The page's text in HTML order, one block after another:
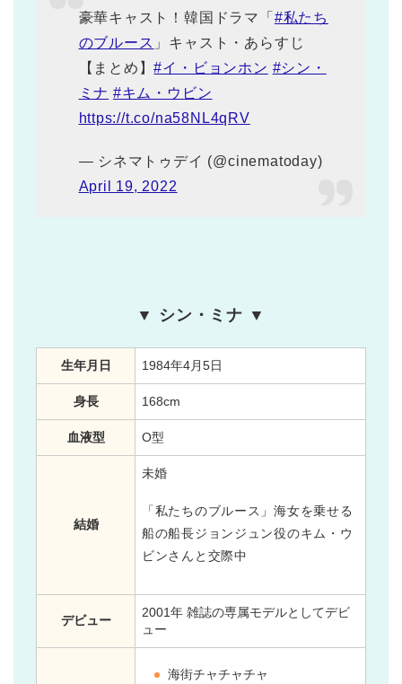
豪華キャスト！韓国ドラマ「 #私たち
のブルース 」キャスト・あらすじ
【まとめ】#イ・ビョンホン #シン・
ミナ #キム・ウビン
https://t.co/na58NL4qRV
— シネマトゥデイ (@cinematoday)
April 19, 2022
▼ シン・ミナ ▼
生年月日 1984年4月5日
身長 168cm
血液型 O型
結婚
未婚
「私たちのブルース」海女を乗せる
船の船長ジョンジュン役のキム・ウ
ビンさんと交際中
デビュー
2001年 雑誌の専属モデルとしてデビ
ュー
海街チャチャチャ